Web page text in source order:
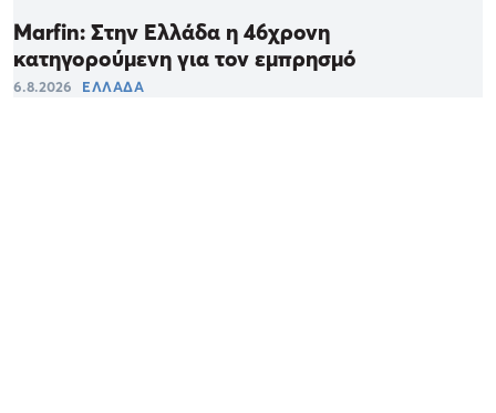
Marfin: Στην Ελλάδα η 46χρονη
κατηγορούμενη για τον εμπρησμό
6.8.2026 ΕΛΛΑΔΑ